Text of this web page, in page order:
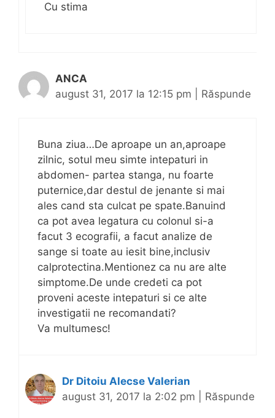
Cu stima
ANCA
august 31, 2017 la 12:15 pm
Răspunde
Buna ziua…De aproape un an,aproape
zilnic, sotul meu simte intepaturi in
abdomen- partea stanga, nu foarte
puternice,dar destul de jenante si mai
ales cand sta culcat pe spate.Banuind
ca pot avea legatura cu colonul si-a
facut 3 ecografii, a facut analize de
sange si toate au iesit bine,inclusiv
calprotectina.Mentionez ca nu are alte
simptome.De unde credeti ca pot
proveni aceste intepaturi si ce alte
investigatii ne recomandati?
Va multumesc!
Dr Ditoiu Alecse Valerian
august 31, 2017 la 2:02 pm
Răspunde